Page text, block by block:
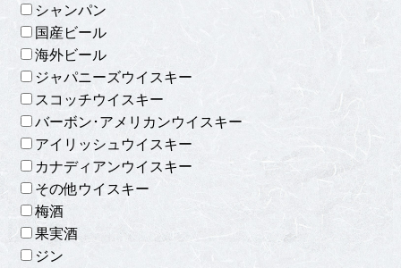
シャンパン
国産ビール
海外ビール
ジャパニーズウイスキー
スコッチウイスキー
バーボン･アメリカンウイスキー
アイリッシュウイスキー
カナディアンウイスキー
その他ウイスキー
梅酒
果実酒
ジン